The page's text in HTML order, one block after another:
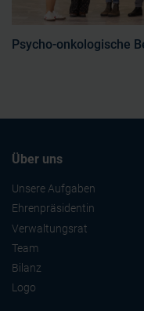
Psycho-onkologische
Über uns
Unsere Aufgaben
Ehrenpräsidentin
Verwaltungsrat
Team
Bilanz
Logo